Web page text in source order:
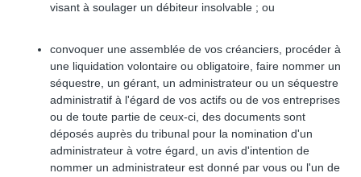
visant à soulager un débiteur insolvable ; ou
convoquer une assemblée de vos créanciers, procéder à
une liquidation volontaire ou obligatoire, faire nommer un
séquestre, un gérant, un administrateur ou un séquestre
administratif à l'égard de vos actifs ou de vos entreprises
ou de toute partie de ceux-ci, des documents sont
déposés auprès du tribunal pour la nomination d'un
administrateur à votre égard, un avis d'intention de
nommer un administrateur est donné par vous ou l'un de